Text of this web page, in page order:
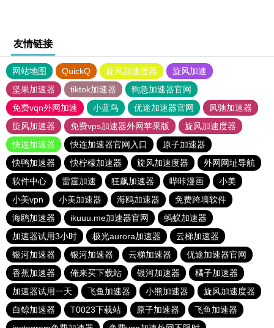
友情链接
网站地图 QuickQ 旋风加速度器
旋风加速
坚果加速器
tiktok加速器
狗急加速器官网
免费vqn外网加速
小蓝鸟 优途加速器官网
风驰加速器
旋风加速器
免费vps加速器外网苹果版
旋风加速度器
快连加速器
快连加速器官网入口
原子加速器
快鸭加速器
快柠檬加速器 旋风加速度器
外网网址导航
软件中心
雷霆加速 狂飙加速器 哔咔漫画
小美
小美vpn
小美加速器 海鸥加速器
免费跨墙软件
海鸥加速器
ikuuu.me加速器官网
蚂蚁加速器
加速器试用3小时
极光aurora加速器
云梯加速器
银河加速器
银河加速器 云梯加速器
优途加速器官网
香蕉加速器
俺来买下载站 银河加速器
橘子加速器
加速器试用一天
飞鱼加速器 小熊加速器
旋风加速度器
白鲸加速器
T0023下载站 原子加速器
飞鱼加速器